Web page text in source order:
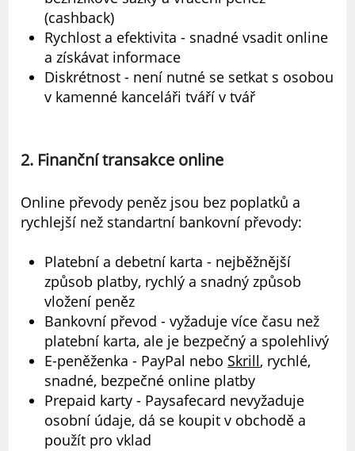
(cashback)
Rychlost a efektivita - snadné vsadit online
a získávat informace
Diskrétnost - není nutné se setkat s osobou
v kamenné kanceláři tváří v tvář
2. Finanční transakce online
Online převody peněz jsou bez poplatků a
rychlejší než standartní bankovní převody:
Platební a debetní karta - nejběžnější
způsob platby, rychlý a snadný způsob
vložení peněz
Bankovní převod - vyžaduje více času než
platební karta, ale je bezpečný a spolehlivý
E-peněženka - PayPal nebo Skrill, rychlé,
snadné, bezpečné online platby
Prepaid karty - Paysafecard nevyžaduje
osobní údaje, dá se koupit v obchodě a
použít pro vklad